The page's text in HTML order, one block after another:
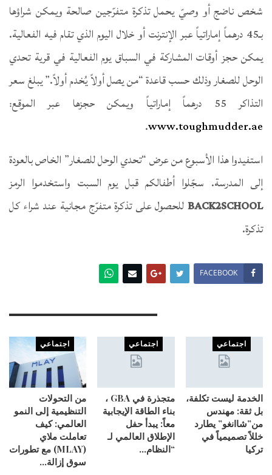
شخص ناضج أو وصيّ يحمل تذكرة متفرّجين صالحة ويمكن شراؤها
بـ45 درهماً إماراتياً عبر الإنترنت أو خلال اليوم الذي تقام فيه الفعالية.
يمكن حجز أوقات المشاركة في السباق يوم الفعالية في قرية تحدي
الوحل للصغار وذلك حسب قاعدة “من يصل أولاً يُخدم أولاً.” يبلغ سعر
التذاكر 55 درهماً إماراتياً ويمكن حجزها عبر الموقع:
www.toughmudder.ae
.
استفيدوا هذا الأسبوع من عرض “تحدي الوحل للصغار” الخاص بالعودة
إلى المدرسة. سجّلوا أطفالكم قبل يوم السبت واستخدموا الرمز
BACK2SCHOOLللحصول على تذكرة متفرّج مجانية عند شراء كل
تذكرة.
FACEBOOK
اجتماعي
الخدمة ليست تكلفة،
بل ثقة: مهندس
من”شاانغو” يطارد
خللاً تصميمياً في
تركيا
اجتماعي
متجذرة في GBA ،
بناء الطاقة الإيجابية
معاً: يبدأ حفل
الإطلاق العالمي لـ
“النظام…
اجتماعي
من التحولات
التنظيمية إلى النمو
العالمي: كيف
تعاملت ملاي
(MLAY) مع تطورات
سوق إزالة…